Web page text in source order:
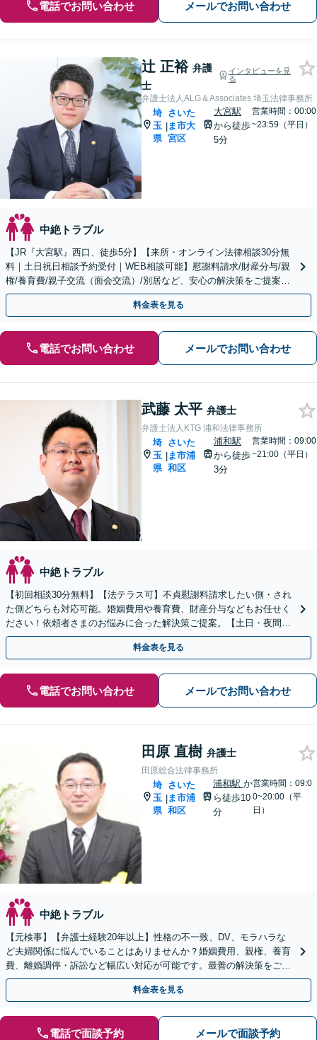
電話でお問い合わせ メールでお問い合わせ
辻 正裕 弁護
士
インタビューを見
る
弁護士法人ALG＆Associates 埼玉法律事務所
埼
玉
県
|
さいた
ま市大
宮区
大宮駅
から徒歩
5分
営業時間：00:00
~23:59（平日）
中絶トラブル
【JR『大宮駅』西口、徒歩5分】【来所・オンライン法律相談30分無
料｜土日祝日相談予約受付｜WEB相談可能】慰謝料請求/財産分与/親
権/養育費/親子交流（面会交流）/別居など、安心の解決策をご提案い
たします
料金表を見る
電話でお問い合わせ メールでお問い合わせ
武藤 太平 弁護士
弁護士法人KTG 浦和法律事務所
埼
玉
県
|
さいた
ま市浦
和区
浦和駅
から徒歩
3分
営業時間：09:00
~21:00（平日）
中絶トラブル
【初回相談30分無料】【法テラス可】不貞慰謝料請求したい側・され
た側どちらも対応可能。婚姻費用や養育費、財産分与などもお任せく
ださい！依頼者さまのお悩みに合った解決策ご提案。【土日・夜間面
談可】【浦和駅3分】
料金表を見る
電話でお問い合わせ メールでお問い合わせ
田原 直樹 弁護士
田原総合法律事務所
埼
玉
県
|
さいた
ま市浦
和区
浦和駅 か
ら徒歩10
分
営業時間：09:0
0~20:00（平
日）
中絶トラブル
【元検事】【弁護士経験20年以上】性格の不一致、DV、モラハラな
ど夫婦関係に悩んでいることはありませんか？婚姻費用、親権、養育
費、離婚調停・訴訟など幅広い対応が可能です。最善の解決策をご提
案します【初回相談無料】
料金表を見る
電話で面談予約 メールで面談予約